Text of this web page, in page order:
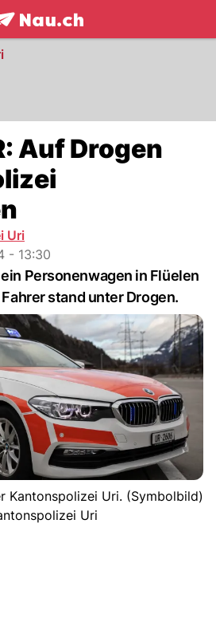
NAU.ch
Auf Drogen
Uri
- 13:30
Personenwagen in Flüelen
stand unter Drogen.
Kantonspolizei Uri. (Symbolbild)
Uri